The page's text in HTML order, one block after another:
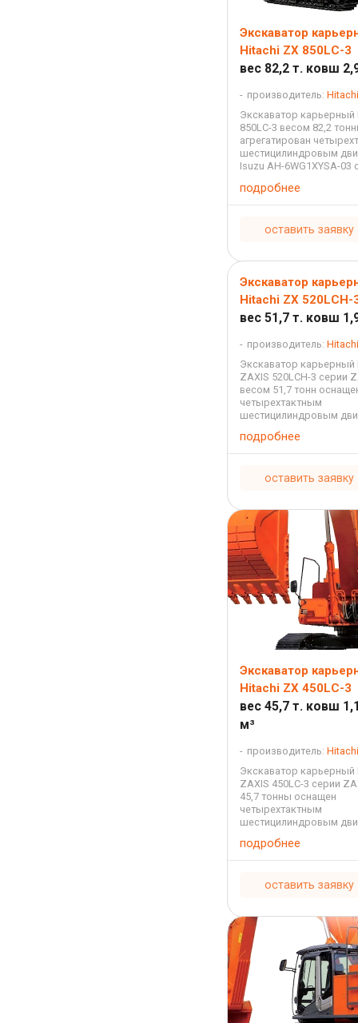
Экскаватор
Hitachi ZX 850LC-3
вес 82,2 т. ковш
производитель: Hitachi
Экскаватор карьерный
850LC-3 весом 82,2
агрегатирован
шестицилиндровым
Isuzu AH-6WG1XYSA-
впрыском с
рабочим объемом
подробнее
оставить заявку
Экскаватор
Hitachi ZX 520LCH-
вес 51,7 т. ковш
производитель: Hitachi
Экскаватор карьерный
ZAXIS 520LCH-3 серии
весом 51,7 тонн
четырехтактным
шестицилиндровым
охлаждением и
впрыском с
подробнее
оставить заявку
Экскаватор
Hitachi ZX 450LC-3
вес 45,7 т. ковш
м³
производитель: Hitachi
Экскаватор карьерный
ZAXIS 450LC-3 серии
45,7 тонны оснащен
четырехтактным
шестицилиндровым
охлаждением и
впрыском с
подробнее
оставить заявку